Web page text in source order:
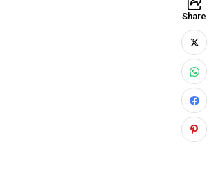
Share